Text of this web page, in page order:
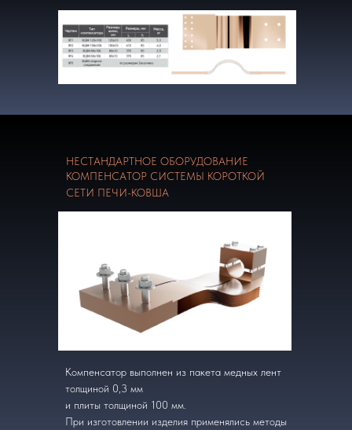
НЕСТАНДАРТНОЕ ОБОРУДОВАНИЕ
КОМПЕНСАТОР СИСТЕМЫ КОРОТКОЙ
СЕТИ ПЕЧИ-КОВША
Компенсатор выполнен из пакета медных лент
толщиной 0,3 мм
и плиты толщиной 100 мм.
При изготовлении изделия применялись методы